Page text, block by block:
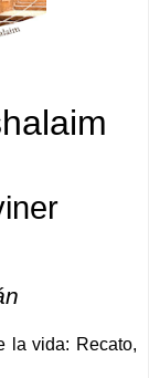
la vida: Recato,